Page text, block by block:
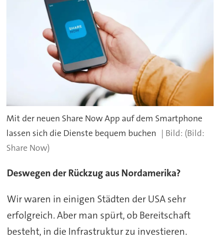
Mit der neuen Share Now App auf dem Smartphone
lassen sich die Dienste bequem buchen
(Bild:
Share Now)
Deswegen der Rückzug aus Nordamerika?
Wir waren in einigen Städten der USA sehr
erfolgreich. Aber man spürt, ob Bereitschaft
besteht, in die Infrastruktur zu investieren.